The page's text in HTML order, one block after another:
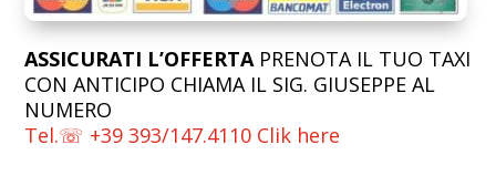
ASSICURATI L’OFFERTAPRENOTA IL TUO TAXI
CON ANTICIPO CHIAMA IL SIG. GIUSEPPE AL
NUMERO
Tel.☏ +39 393/147.4110 Clik here